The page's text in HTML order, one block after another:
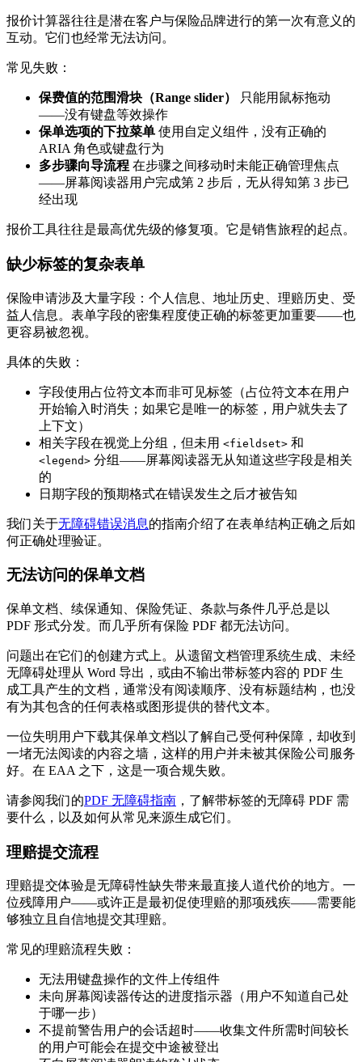
报价计算器往往是潜在客户与保险品牌进行的第一次有意义的
互动。它们也经常无法访问。
常见失败：
保费值的范围滑块（Range slider）
只能用鼠标拖动
——没有键盘等效操作
保单选项的下拉菜单 使用自定义组件，没有正确的
ARIA 角色或键盘行为
多步骤向导流程 在步骤之间移动时未能正确管理焦点
——屏幕阅读器用户完成第 2 步后，无从得知第 3 步已
经出现
报价工具往往是最高优先级的修复项。它是销售旅程的起点。
缺少标签的复杂表单
保险申请涉及大量字段：个人信息、地址历史、理赔历史、受
益人信息。表单字段的密集程度使正确的标签更加重要——也
更容易被忽视。
具体的失败：
字段使用占位符文本而非可见标签（占位符文本在用户
开始输入时消失；如果它是唯一的标签，用户就失去了
上下文）
相关字段在视觉上分组，但未用 <fieldset> 和
<legend> 分组——屏幕阅读器无从知道这些字段是相关
的
日期字段的预期格式在错误发生之后才被告知
我们关于无障碍错误消息的指南介绍了在表单结构正确之后如
何正确处理验证。
无法访问的保单文档
保单文档、续保通知、保险凭证、条款与条件几乎总是以
PDF 形式分发。而几乎所有保险 PDF 都无法访问。
问题出在它们的创建方式上。从遗留文档管理系统生成、未经
无障碍处理从 Word 导出，或由不输出带标签内容的 PDF 生
成工具产生的文档，通常没有阅读顺序、没有标题结构，也没
有为其包含的任何表格或图形提供的替代文本。
一位失明用户下载其保单文档以了解自己受何种保障，却收到
一堵无法阅读的内容之墙，这样的用户并未被其保险公司服务
好。在 EAA 之下，这是一项合规失败。
请参阅我们的PDF 无障碍指南 ，了解带标签的无障碍 PDF 需
要什么，以及如何从常见来源生成它们。
理赔提交流程
理赔提交体验是无障碍性缺失带来最直接人道代价的地方。一
位残障用户——或许正是最初促使理赔的那项残疾——需要能
够独立且自信地提交其理赔。
常见的理赔流程失败：
无法用键盘操作的文件上传组件
未向屏幕阅读器传达的进度指示器（用户不知道自己处
于哪一步）
不提前警告用户的会话超时——收集文件所需时间较长
的用户可能会在提交中途被登出